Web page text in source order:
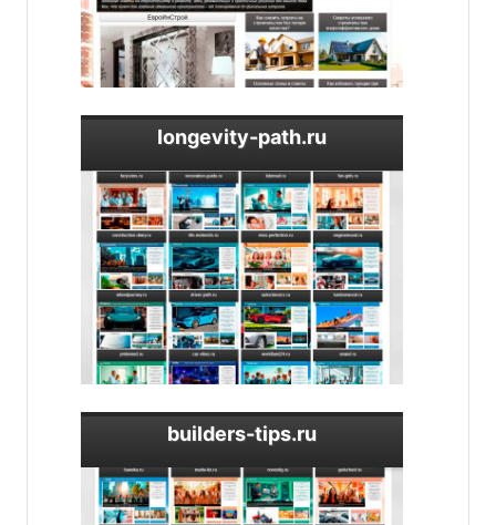
longevity-path.ru
builders-tips.ru